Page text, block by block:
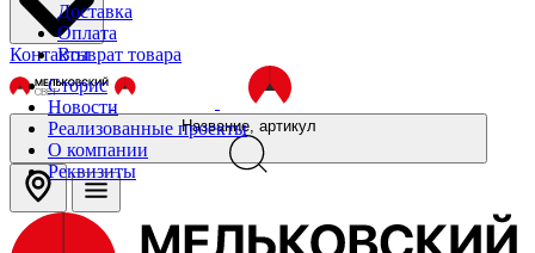
Доставка
Оплата
Возврат товара
Сторис
Новости
Реализованные проекты
О компании
Реквизиты
Контакты
Название, артикул